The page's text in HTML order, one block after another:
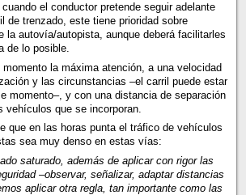
el conductor pretende seguir adelante
de trenzado, este tiene prioridad sobre
la autovía/autopista, aunque deberá facilitarles
de lo posible.
momento la máxima atención, a una velocidad
y las circunstancias –el carril puede estar
momento–, y con una distancia de separación
vehículos que se incorporan.
que en las horas punta el tráfico de vehículos
sea muy denso en estas vías:
saturado, además de aplicar con rigor las
–observar, señalizar, adaptar distancias
aplicar otra regla, tan importante como las